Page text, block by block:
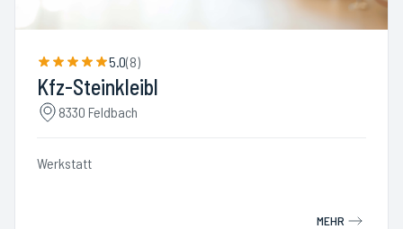
5.0(8)
Kfz-Steinkleibl
8330 Feldbach
Werkstatt
MEHR